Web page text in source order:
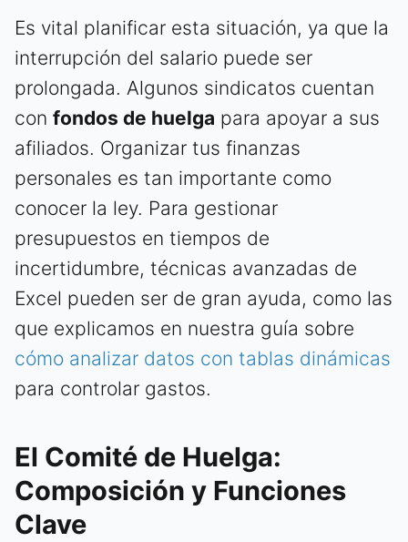
Es vital planificar esta situación, ya que la
interrupción del salario puede ser
prolongada. Algunos sindicatos cuentan
con fondos de huelga para apoyar a sus
afiliados. Organizar tus finanzas
personales es tan importante como
conocer la ley. Para gestionar
presupuestos en tiempos de
incertidumbre, técnicas avanzadas de
Excel pueden ser de gran ayuda, como las
que explicamos en nuestra guía sobre
cómo analizar datos con tablas dinámicas
para controlar gastos.
El Comité de Huelga:
Composición y Funciones
Clave